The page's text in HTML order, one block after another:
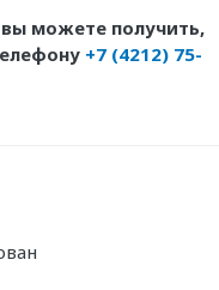
можете получить,
+7 (4212) 75-